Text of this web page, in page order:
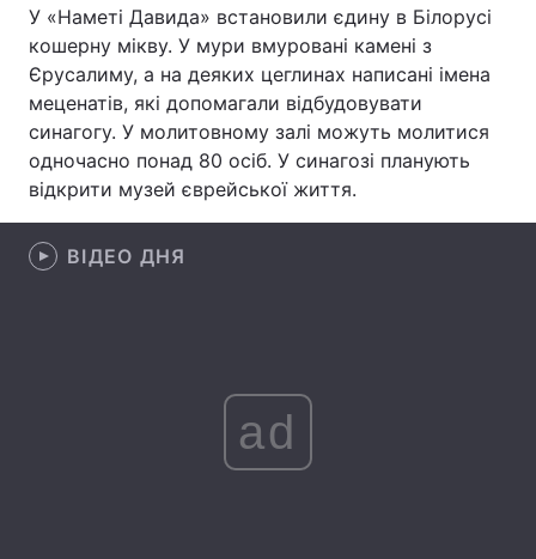
Відео з Youtube
Інтерв'ю Думки
Архів Вакансії
Контакти
Послуги
У «Наметі Давида» встановили єдину в Білорусі
кошерну мікву. У мури вмуровані камені з
Єрусалиму, а на деяких цеглинах написані імена
меценатів, які допомагали відбудовувати
синагогу. У молитовному залі можуть молитися
одночасно понад 80 осіб. У синагозі планують
відкрити музей єврейської життя.
ВІДЕО ДНЯ
ad